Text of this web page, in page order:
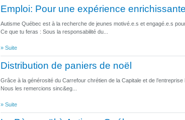
Emploi: Pour une expérience enrichissante
Autisme Québec est à la recherche de jeunes motivé.e.s et engagé.e.s
Ce que tu feras : Sous la responsabilité du...
» Suite
Distribution de paniers de noël
Grâce à la générosité du Carrefour chrétien de la Capitale et de
Nous les remercions sinc&eg...
» Suite